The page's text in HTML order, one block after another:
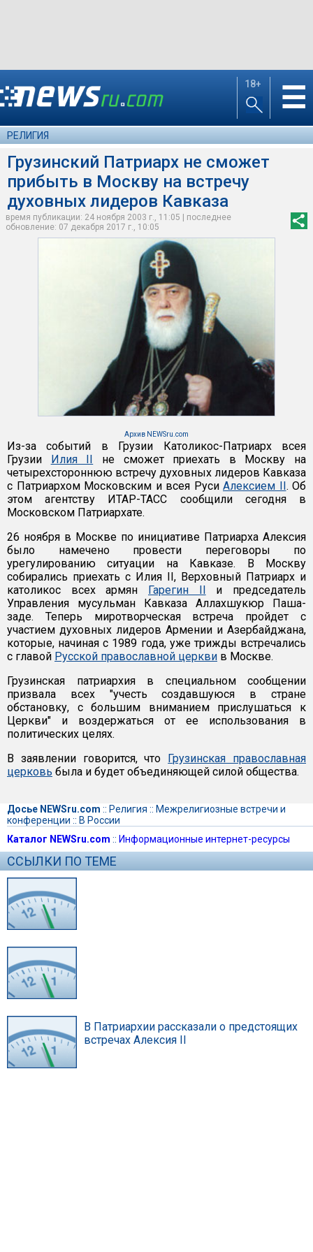
18+ ☰
РЕЛИГИЯ
Грузинский Патриарх не сможет
прибыть в Москву на встречу
духовных лидеров Кавказа
время публикации: 24 ноября 2003 г., 11:05 | последнее
обновление: 07 декабря 2017 г., 10:05
Архив NEWSru.com
Из-за событий в Грузии Католикос-Патриарх всея
Грузии Илия II не сможет приехать в Москву на
четырехстороннюю встречу духовных лидеров Кавказа
с Патриархом Московским и всея Руси Алексием II. Об
этом агентству ИТАР-ТАСС сообщили сегодня в
Московском Патриархате.
26 ноября в Москве по инициативе Патриарха Алексия
было намечено провести переговоры по
урегулированию ситуации на Кавказе. В Москву
собирались приехать с Илия II, Верховный Патриарх и
католикос всех армян Гарегин II и председатель
Управления мусульман Кавказа Аллахшукюр Паша-
заде. Теперь миротворческая встреча пройдет с
участием духовных лидеров Армении и Азербайджана,
которые, начиная с 1989 года, уже трижды встречались
с главой Русской православной церкви в Москве.
Грузинская патриархия в специальном сообщении
призвала всех "учесть создавшуюся в стране
обстановку, с большим вниманием прислушаться к
Церкви" и воздержаться от ее использования в
политических целях.
В заявлении говорится, что Грузинская православная
церковь была и будет объединяющей силой общества.
Досье NEWSru.com :: Религия :: Межрелигиозные встречи и
конференции :: В России
Каталог NEWSru.com :: Информационные интернет-ресурсы
ССЫЛКИ ПО ТЕМЕ
В Патриархии рассказали о предстоящих
встречах Алексия II